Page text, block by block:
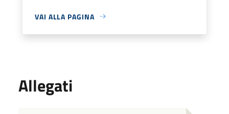
VAI ALLA PAGINA
Allegati